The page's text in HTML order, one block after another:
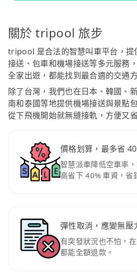
關於 tripool 旅步
tripool 是合法的智慧叫車平台，提
接送、包車和機場接送等多元服務
全家出遊，都能找到最合適的交通
除了台灣，我們也在日本、韓國、
南和泰國等地提供機場接送與景點
從下飛機開始就無縫接軌，方便又
價格划算，最多省
智慧派車降低空車率
高省下 40% 車資，省
彈性取消，應變無壓
有突發狀況也不怕，
都能全額退款。